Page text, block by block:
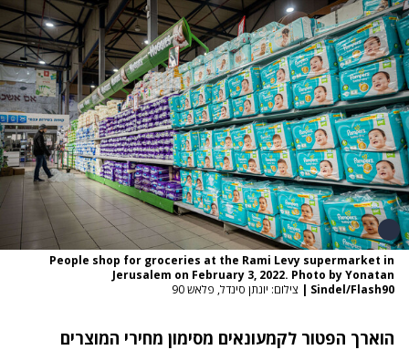
People shop for groceries at the Rami Levy supermarket in
Jerusalem on February 3, 2022. Photo by Yonatan
Sindel/Flash90
| צילום: יונתן סינדל, פלאש 90
הוארך הפטור לקמעונאים מסימון מחירי המוצרים